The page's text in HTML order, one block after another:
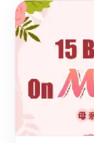
阅读绘本跟
《跟着悟空
的地理文化
导，分六大
然奇观与人
东北、华南
都配有生动
立对中国地
与国情教育的